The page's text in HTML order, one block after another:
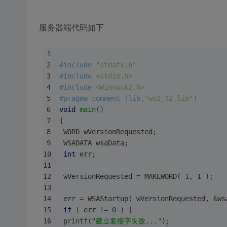
服务器端代码如下
#include
"stdafx.h"
#include <stdio.h>
#include <Winsock2.h>
#pragma comment (lib, "ws2_32.lib" )
void main()
{
WORD wVersionRequested;
WSADATA wsaData;
int err;
wVersionRequested = MAKEWORD( 1 , 1 );
err = WSAStartup( wVersionRequested,
if ( err != 0 ) {
printf ( "建立套接字失败..." );